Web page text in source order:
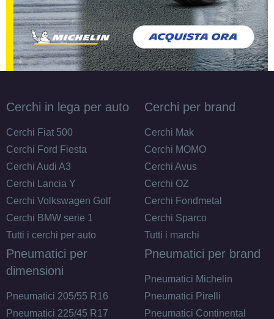
Cerchi in lega per auto
Cerchi Fiat 500
Cerchi Ford Fiesta
Cerchi Audi A3
Cerchi Lancia Y
Cerchi Volkswagen Golf
Cerchi BMW serie 1
Tutti i cerchi per auto
Cerchi per brand
Cerchi Mak
Cerchi MOMO
Cerchi Avus
Cerchi OZ
Cerchi Fondmetal
Cerchi Sparco
Tutti i marchi
Pneumatici per
dimensioni
Pneumatici 205/55 R16
Pneumatici 225/45 R17
Pneumatici per brand
Pneumatici Michelin
Pneumatici Pirelli
Pneumatici Continental